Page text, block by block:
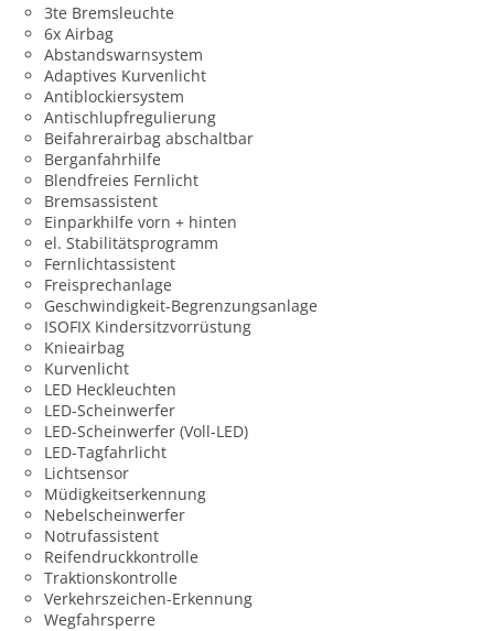
3te Bremsleuchte
6x Airbag
Abstandswarnsystem
Adaptives Kurvenlicht
Antiblockiersystem
Antischlupfregulierung
Beifahrerairbag abschaltbar
Berganfahrhilfe
Blendfreies Fernlicht
Bremsassistent
Einparkhilfe vorn + hinten
el. Stabilitätsprogramm
Fernlichtassistent
Freisprechanlage
Geschwindigkeit-Begrenzungsanlage
ISOFIX Kindersitzvorrüstung
Knieairbag
Kurvenlicht
LED Heckleuchten
LED-Scheinwerfer
LED-Scheinwerfer (Voll-LED)
LED-Tagfahrlicht
Lichtsensor
Müdigkeitserkennung
Nebelscheinwerfer
Notrufassistent
Reifendruckkontrolle
Traktionskontrolle
Verkehrszeichen-Erkennung
Wegfahrsperre